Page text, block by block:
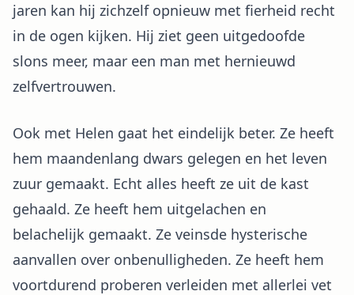
jaren kan hij zichzelf opnieuw met fierheid recht
in de ogen kijken. Hij ziet geen uitgedoofde
slons meer, maar een man met hernieuwd
zelfvertrouwen.
Ook met Helen gaat het eindelijk beter. Ze heeft
hem maandenlang dwars gelegen en het leven
zuur gemaakt. Echt alles heeft ze uit de kast
gehaald. Ze heeft hem uitgelachen en
belachelijk gemaakt. Ze veinsde hysterische
aanvallen over onbenulligheden. Ze heeft hem
voortdurend proberen verleiden met allerlei vet